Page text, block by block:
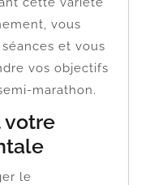
vous
et vous
vos objectifs
marathon.
votre
le